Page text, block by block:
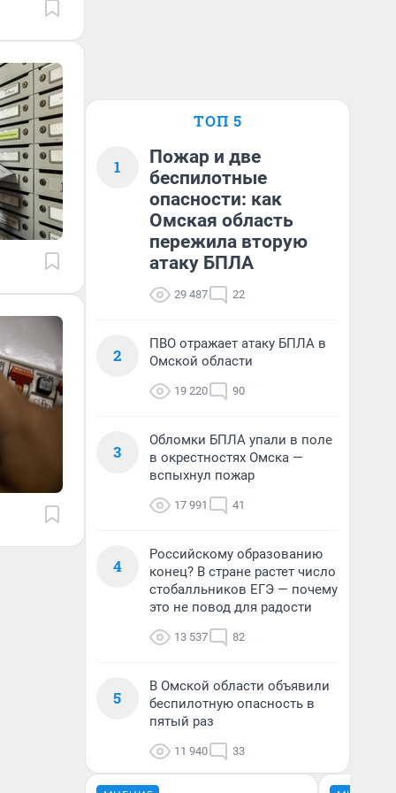
ТОП 5
1
Пожар и две
беспилотные
опасности: как
Омская область
пережила вторую
атаку БПЛА
29 487 22
2
ПВО отражает атаку БПЛА в
Омской области
19 220 90
3
Обломки БПЛА упали в поле
в окрестностях Омска —
вспыхнул пожар
17 991 41
4
Российскому образованию
конец? В стране растет число
стобалльников ЕГЭ — почему
это не повод для радости
13 537 82
5
В Омской области объявили
беспилотную опасность в
пятый раз
11 940 33